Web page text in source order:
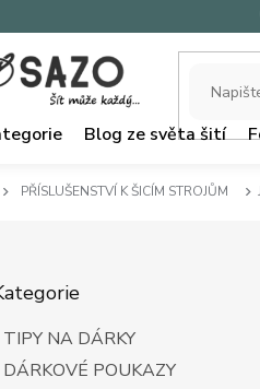
Blog ze světa šití
PŘÍSLUŠENSTVÍ K ŠICÍM STROJŮM
TIPY NA DÁRKY
DÁRKOVÉ POUKAZY